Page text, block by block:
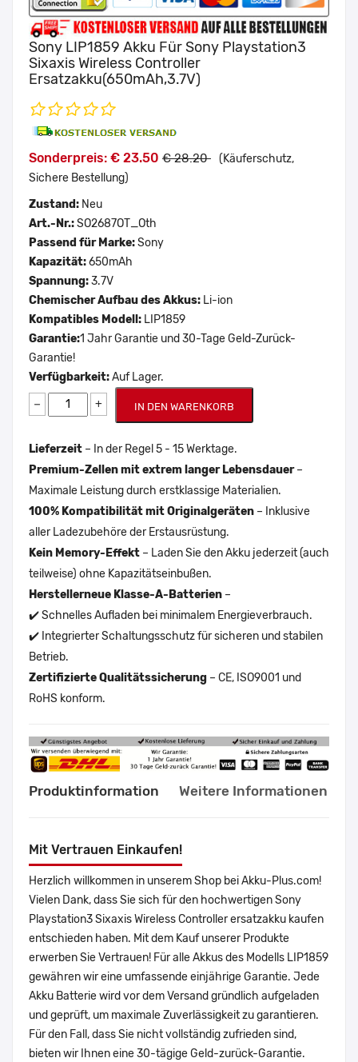
Sony LIP1859 Akku Für Sony Playstation3
Sixaxis Wireless Controller
Ersatzakku(650mAh,3.7V)
Sonderpreis: € 23.50 € 28.20 (Käuferschutz,
Sichere Bestellung)
Zustand: Neu
Art.-Nr.:SO2687OT_Oth
Passend für Marke:Sony
Kapazität:650mAh
Spannung:3.7V
Chemischer Aufbau des Akkus: Li-ion
Kompatibles Modell: LIP1859
Garantie:1 Jahr Garantie und 30-Tage Geld-Zurück-
Garantie!
Verfügbarkeit:Auf Lager.
− + IN DEN WARENKORB
Lieferzeit – In der Regel 5 - 15 Werktage.
Premium-Zellen mit extrem langer Lebensdauer–
Maximale Leistung durch erstklassige Materialien.
100% Kompatibilität mit Originalgeräten – Inklusive
aller Ladezubehöre der Erstausrüstung.
Kein Memory-Effekt – Laden Sie den Akku jederzeit (auch
teilweise) ohne Kapazitätseinbußen.
Herstellerneue Klasse-A-Batterien –
✔️ Schnelles Aufladen bei minimalem Energieverbrauch.
✔️ Integrierter Schaltungsschutz für sicheren und stabilen
Betrieb.
Zertifizierte Qualitätssicherung – CE, ISO9001 und
RoHS konform.
Produktinformation Weitere Informationen
Mit Vertrauen Einkaufen!
Herzlich willkommen in unserem Shop bei Akku-Plus.com!
Vielen Dank, dass Sie sich für den hochwertigen Sony
Playstation3 Sixaxis Wireless Controller ersatzakku kaufen
entschieden haben. Mit dem Kauf unserer Produkte
erwerben Sie Vertrauen! Für alle Akkus des Modells LIP1859
gewähren wir eine umfassende einjährige Garantie. Jede
Akku Batterie wird vor dem Versand gründlich aufgeladen
und geprüft, um maximale Zuverlässigkeit zu garantieren.
Für den Fall, dass Sie nicht vollständig zufrieden sind,
bieten wir Ihnen eine 30-tägige Geld-zurück-Garantie.